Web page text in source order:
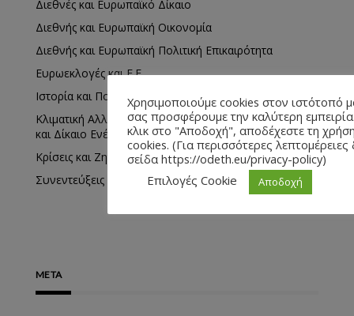
Διεθνές και Ευρωπαϊκό Δίκαιο
Διεθνής και Ευρωπαϊκή Οικονομία
Διεθνής και Ευρωπαϊκή Πολιτική Επικαιρότητα
Ευρωεκλογές και Ε.Ε.
Ιστορία και Πολιτισμός
Κλιματική Αλλαγή, Περιβαλλοντολογικά Προβλήματα
και Δίκαιο Ενέργειας
Κρίσεις και Ζητήματα Ασφαλείας
Συνεντεύξεις
META
Χρησιμοποιούμε cookies στον ιστότοπό
σας προσφέρουμε την καλύτερη
κλικ στο "Αποδοχή", αποδέχεστε τη
cookies. (Για περισσότερες λεπτομέρειες
σείδα https://odeth.eu/privacy-policy)
Επιλογές Cookie
Αποδοχή